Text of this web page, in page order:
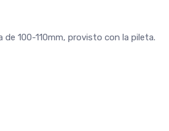
de 100-110mm, provisto con la pileta.